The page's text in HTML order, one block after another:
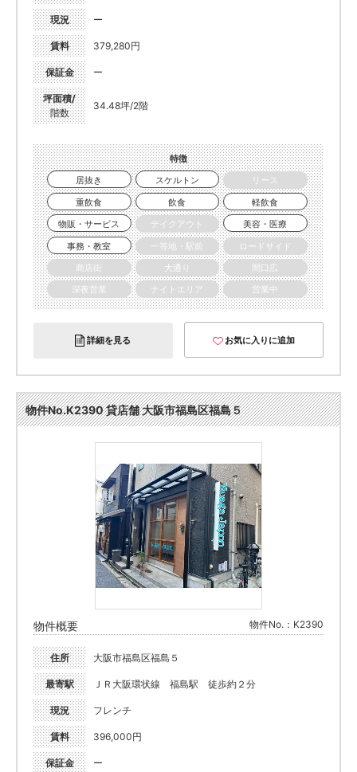
現況 ー
賃料 379,280円
保証金 ー
坪面積/
階数
34.48坪/2階
特徴
居抜き
スケルトン
リース
重飲食
飲食
軽飲食
物販・サービス
テイクアウト
美容・医療
事務・教室
一等地・駅前
ロードサイド
商店街
大通り
間口広
深夜営業
ナイトエリア 営業中
詳細を見る お気に入りに追加
物件No.K2390 貸店舗 大阪市福島区福島５
物件概要 物件No.：K2390
住所 大阪市福島区福島５
最寄駅 ＪＲ大阪環状線 福島駅 徒歩約２分
現況 フレンチ
賃料 396,000円
保証金 ー